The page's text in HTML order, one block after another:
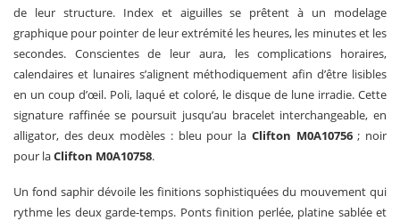
de leur structure. Index et aiguilles se prêtent à un modelage
graphique pour pointer de leur extrémité les heures, les minutes et les
secondes. Conscientes de leur aura, les complications horaires,
calendaires et lunaires s’alignent méthodiquement afin d’être lisibles
en un coup d’œil. Poli, laqué et coloré, le disque de lune irradie. Cette
signature raffinée se poursuit jusqu’au bracelet interchangeable, en
alligator, des deux modèles : bleu pour la Clifton M0A10756; noir
pour laClifton M0A10758.
Un fond saphir dévoile les finitions sophistiquées du mouvement qui
rythme les deux garde-temps. Ponts finition perlée, platine sablée et